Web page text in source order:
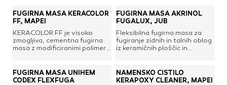
FUGIRNA MASA KERACOLOR
FF, MAPEI
KERACOLOR FF je visoko
zmogljiva, cementna fugirna
masa z modificiranimi polimeri,
fugiranje zunanjih in notranjih,
normalno obremenjenih talnih
FUGIRNA MASA AKRINOL
FUGALUX, JUB
Fleksibilna fugirna masa za
fugiranje zidnih in talnih oblog
iz keramičnih ploščic in
naravnega in umetnega
kamna; primerna je tudi za
FUGIRNA MASA UNIHEM
CODEX FLEXFUGA
NAMENSKO ČISTILO
KERAPOXY CLEANER, MAPEI